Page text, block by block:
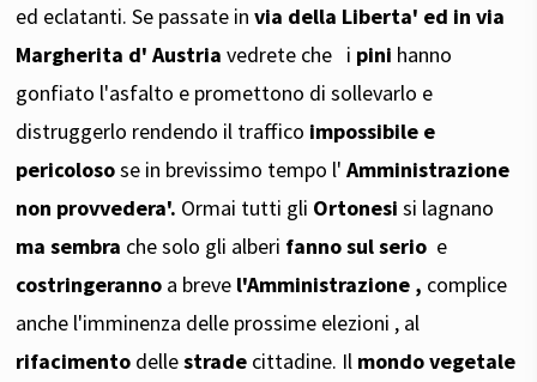
ed eclatanti. Se passate in via della Liberta' ed in via
Margherita d' Austria vedrete che i pini hanno
gonfiato l'asfalto e promettono di sollevarlo e
distruggerlo rendendo il traffico impossibile e
pericolosose in brevissimo tempo l'Amministrazione
non provvedera'. Ormai tutti gli Ortonesisi lagnano
ma sembra che solo gli alberi fanno sul serio e
costringeranno a breve l'Amministrazione , complice
anche l'imminenza delle prossime elezioni , al
rifacimento dellestrade cittadine. Il mondo vegetale